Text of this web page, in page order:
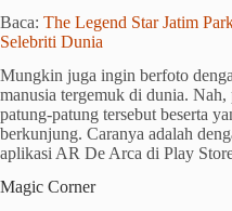
Baca: The Legend Star Jatim
Selebriti Dunia
Mungkin juga ingin berfoto
manusia tergemuk di dunia.
patung-patung tersebut beserta
berkunjung. Caranya adalah
aplikasi AR De Arca di Play
Magic Corner